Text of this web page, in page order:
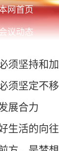
网首页
议动态
媒体报道
图片新闻
展合力